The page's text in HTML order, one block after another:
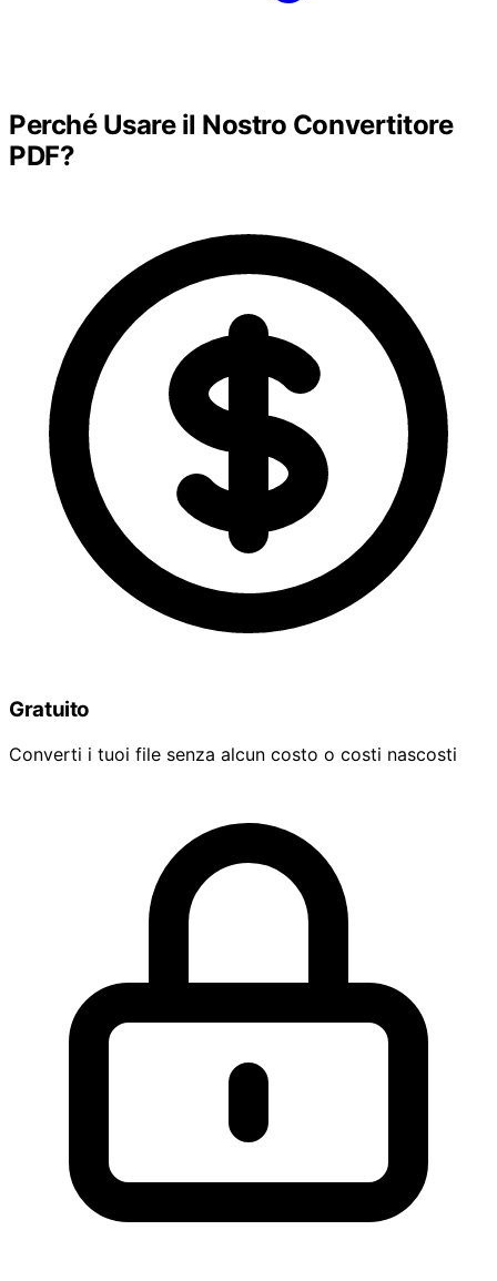
Perché Usare il Nostro Convertitore
PDF?
Gratuito
Converti i tuoi file senza alcun costo o costi nascosti